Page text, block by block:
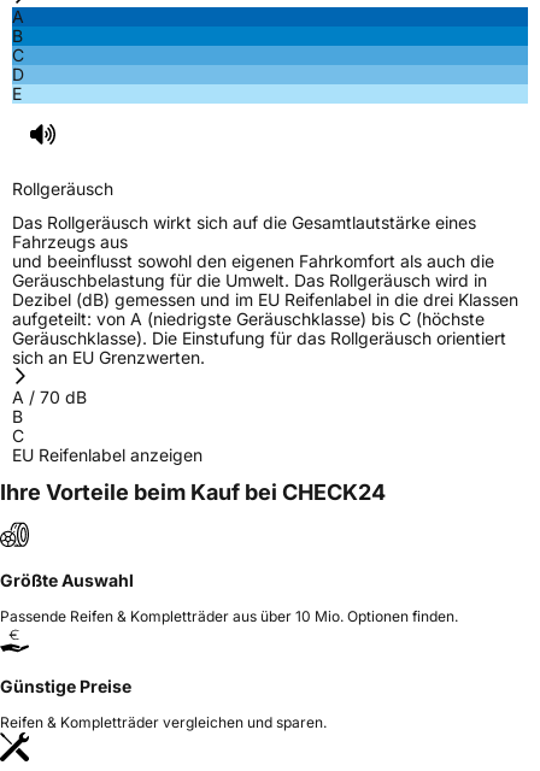
A
B
C
D
E
Rollgeräusch
Das Rollgeräusch wirkt sich auf die Gesamtlautstärke eines
Fahrzeugs aus
und beeinflusst sowohl den eigenen Fahrkomfort als auch die
Geräuschbelastung für die Umwelt. Das Rollgeräusch wird in
Dezibel (dB) gemessen und im EU Reifenlabel in die drei Klassen
aufgeteilt: von A (niedrigste Geräuschklasse) bis C (höchste
Geräuschklasse). Die Einstufung für das Rollgeräusch orientiert
sich an EU Grenzwerten.
A / 70 dB
B
C
EU Reifenlabel anzeigen
Ihre Vorteile beim Kauf bei CHECK24
Größte Auswahl
Passende Reifen & Kompletträder aus über 10 Mio. Optionen finden.
Günstige Preise
Reifen & Kompletträder vergleichen und sparen.